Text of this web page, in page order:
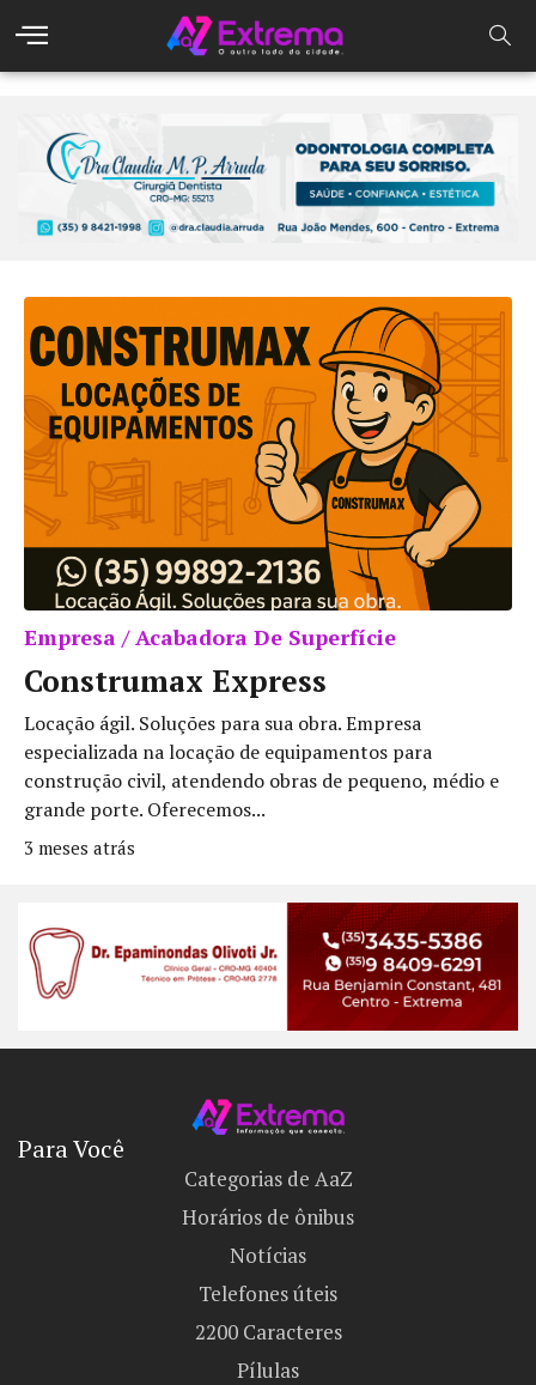
Empresa / Acabadora De Superfície
Construmax Express
Locação ágil. Soluções para sua obra. Empresa
especializada na locação de equipamentos para
construção civil, atendendo obras de pequeno, médio e
grande porte. Oferecemos...
3 meses atrás
Para Você
Categorias de AaZ
Horários de ônibus
Notícias
Telefones úteis
2200 Caracteres
Pílulas